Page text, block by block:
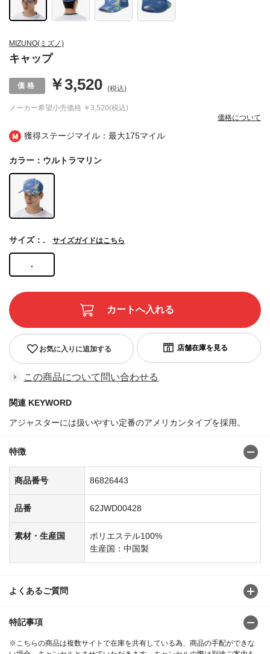
獲得ステージマイル：最大175マイル
MIZUNO(ミズノ)
キャップ
メーカー希望小売価格 ￥3,520(税込)
￥3,520 (税込)
価格について
カラー：ウルトラマリン
.
サイズ：. サイズガイドはこちら
お気に入りに追加する
この商品について問い合わせる
関連 KEYWORD
アジャスターには扱いやすい定番のアメリカンタイプを採用。
特徴
商品番号 86826443
品番 62JWD00428
素材・生産国
ポリエステル100%
生産国：中国製
よくあるご質問
特記事項
※こちらの商品は複数サイトで在庫を共有している為、商品の手配ができな